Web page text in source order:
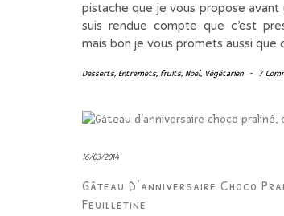
pistache que je vous propose
suis rendue compte que c’est
mais bon je vous promets aussi
Desserts, Entremets, fruits, Noël, Végétarien - 7
16/03/2014
Gâteau D’anniversaire Choco
Feuilletine